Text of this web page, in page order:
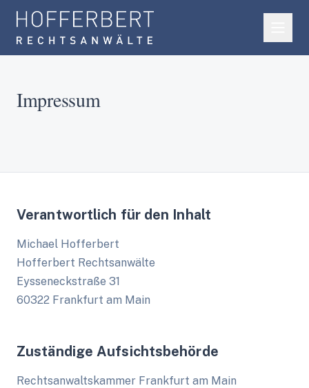
Impressum
Verantwortlich für den Inhalt
Michael Hofferbert
Hofferbert Rechtsanwälte
Eysseneckstraße 31
60322 Frankfurt am Main
Zuständige Aufsichtsbehörde
Rechtsanwaltskammer Frankfurt am Main